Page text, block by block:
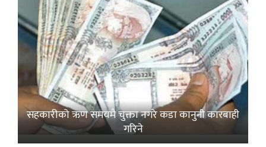
सहकारीको ऋण समयमै चुक्ता नगरे कडा कानुनी कारबाही
गरिने